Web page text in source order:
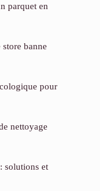
parquet en
banne
pour
nettoyage
solutions et